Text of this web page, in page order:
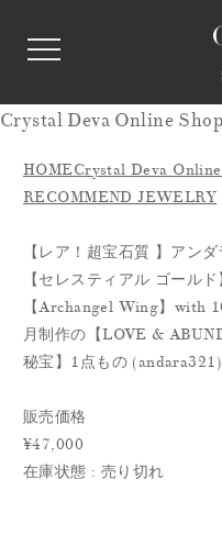
Crystal Deva Online Shop
HOMECrystal Deva
RECOMMEND JEWELRY
【レア！超宝石質 】アン
【セレスティアル ゴール
【Archangel Wing】with
月制作の【LOVE &
秘宝】1点もの (andara321)
販売価格
¥47,000
在庫状態 : 売り切れ